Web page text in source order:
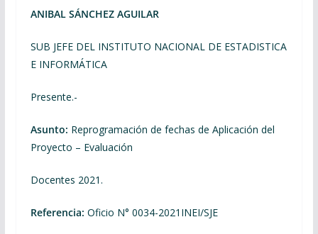
ANIBAL SÁNCHEZ AGUILAR
SUB JEFE DEL INSTITUTO NACIONAL DE ESTADISTICA
E INFORMÁTICA
Presente.-
Asunto: Reprogramación de fechas de Aplicación del
Proyecto – Evaluación
Docentes 2021.
Referencia: Oficio N° 0034-2021INEI/SJE